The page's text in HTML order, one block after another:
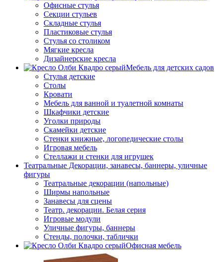
Офисные стулья
Секции стульев
Складные стулья
Пластиковые стулья
Стулья со столиком
Мягкие кресла
Дизайнерские кресла
Мебель для детских садов
Стулья детские
Столы
Кровати
Мебель для ванной и туалетной комнаты
Шкафчики детские
Уголки природы
Скамейки детские
Стенки книжные, логопедические столы
Игровая мебель
Стеллажи и стенки для игрушек
Театральные Декорации, занавесы, баннеры, уличные
фигуры
Театральные декорации (напольные)
Ширмы напольные
Занавесы для сцены
Театр. декорации. Белая серия
Игровые модули
Уличные фигуры, баннеры
Стенды, полочки, таблички
Офисная мебель